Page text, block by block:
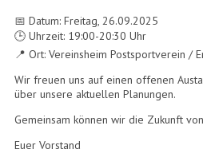
📅 Datum: Freitag, 26.09.2025
🕒 Uhrzeit: 19:00-20:30 Uhr
📍 Ort: Vereinsheim Postsportverein /
Wir freuen uns auf einen offenen
über unsere aktuellen Planungen.
Gemeinsam können wir die Zukunft
Euer Vorstand